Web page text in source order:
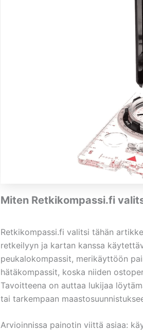
Miten Retkikompassi.fi
Retkikompassi.fi valitsi tähän
retkeilyyn ja kartan kanssa
peukalokompassit, merikäyttöön
hätäkompassit, koska niiden
Tavoitteena on auttaa lukijaa
tai tarkempaan
Arvioinnissa painotin viittä asiaa: